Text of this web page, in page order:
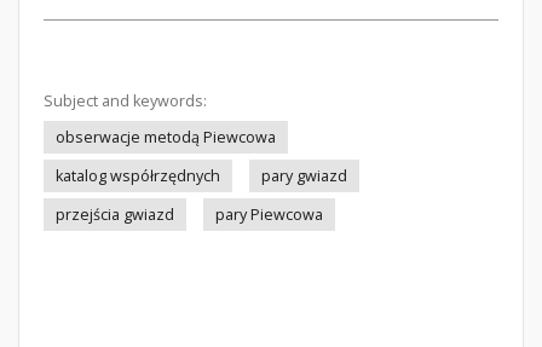
Subject and keywords:
obserwacje metodą Piewcowa
katalog współrzędnych
pary gwiazd
przejścia gwiazd
pary Piewcowa